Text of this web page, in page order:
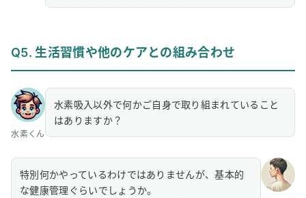
Q5. 生活習慣や他のケアとの組み合わせ
水素くん
水素吸入以外で何かご自身で取り組まれていること
はありますか？
特別何かやっているわけではありませんが、基本的
な健康管理ぐらいでしょうか。